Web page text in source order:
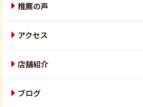
推薦の声
アクセス
店舗紹介
ブログ